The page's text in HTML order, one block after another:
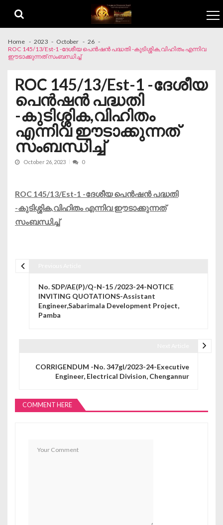
Home 2023 October
26
ROC 145/13/Est-1 -ദേശീയ പെൻഷൻ പദ്ധതി -കുടിശ്ശിക,വിഹിതം എന്നിവ
ഈടാക്കുന്നത് സംബന്ധിച്ച്
ROC 145/13/Est-1 -ദേശീയ
പെൻഷൻ പദ്ധതി
-കുടിശ്ശിക,വിഹിതം
എന്നിവ ഈടാക്കുന്നത്
സംബന്ധിച്ച്
October 26, 2023 0
ROC 145/13/Est-1 -ദേശീയ പെൻഷൻ പദ്ധതി
-കുടിശ്ശിക,വിഹിതം എന്നിവ ഈടാക്കുന്നത്
സംബന്ധിച്ച്
No. SDP/AE(P)/Q-N-15 /2023-24-NOTICE
INVITING QUOTATIONS-Assistant
Engineer,Sabarimala Development Project,
Pamba
CORRIGENDUM -No. 347gl/2023-24-Executive
Engineer, Electrical Division, Chengannur
COMMENT HERE